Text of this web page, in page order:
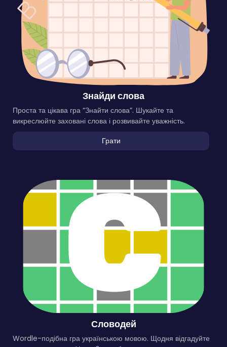
Знайди слова
Проста та цікава гра “Знайти слова”. Шукайте та
викреслюйте заховані слова і розвивайте уважність.
Грати
Словодей
Wordle-подібна гра українською мовою. Щодня відгадуйте